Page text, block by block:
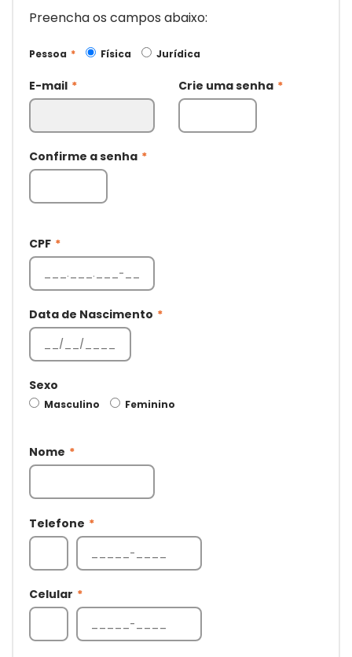
Preencha os campos abaixo:
Pessoa * Física Jurídica
E-mail * Crie uma senha *
Confirme a senha *
CPF *
Data de Nascimento *
Sexo
Masculino Feminino
Nome *
Telefone *
Celular *